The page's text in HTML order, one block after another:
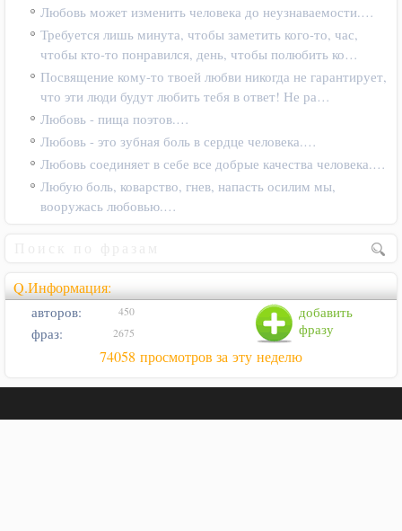
Любовь может изменить человека до неузнаваемости.…
Требуется лишь минута, чтобы заметить кого-то, час,
чтобы кто-то понравился, день, чтобы полюбить ко…
Посвящение кому-то твоей любви никогда не гарантирует,
что эти люди будут любить тебя в ответ! Не ра…
Любовь - пища поэтов.…
Любовь - это зубная боль в сердце человека.…
Любовь соединяет в себе все добрые качества человека.…
Любую боль, коварство, гнев, напасть осилим мы,
вооружась любовью.…
Q.Информация:
добавить
фразу
авторов: 450
фраз: 2675
74058 просмотров за эту неделю